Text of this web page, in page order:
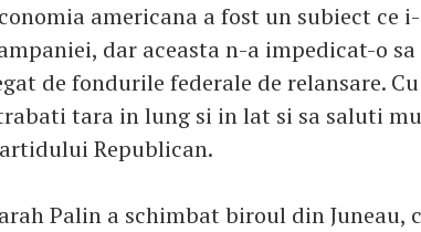
americana a fost un subiect ce
dar aceasta n-a impedicat-o
de fondurile federale de relansare.
tara in lung si in lat si sa saluti
Republican.
Palin a schimbat biroul din